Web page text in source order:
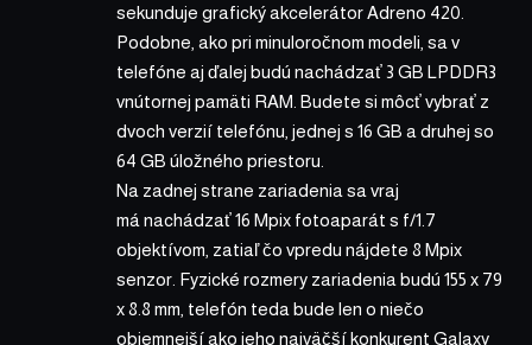
sekunduje grafický akcelerátor Adreno 420.
Podobne, ako pri minuloročnom modeli, sa v
telefóne aj ďalej budú nachádzať 3 GB LPDDR3
vnútornej pamäti RAM. Budete si môcť vybrať z
dvoch verzií telefónu, jednej s 16 GB a druhej so
64 GB úložného priestoru.
Na zadnej strane zariadenia sa vraj
má nachádzať 16 Mpix fotoaparát s f/1.7
objektívom, zatiaľ čo vpredu nájdete 8 Mpix
senzor. Fyzické rozmery zariadenia budú 155 x 79
x 8.8 mm, telefón teda bude len o niečo
objemnejší ako jeho najväčší konkurent Galaxy